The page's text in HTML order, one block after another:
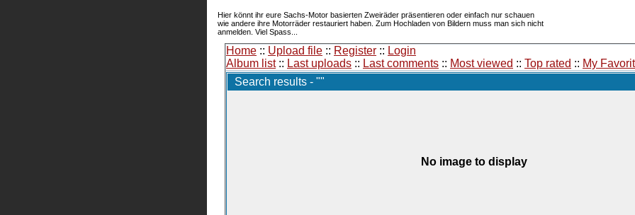
Hier könnt ihr eure Sachs-Motor basierten Zweiräder präsentieren oder einfach nur schauen
wie andere ihre Motorräder restauriert haben. Zum Hochladen von Bildern muss man sich nicht
anmelden. Viel Spass...
Home :: Upload file :: Register :: Login
Album list:: Last uploads :: Last comments :: Most viewed :: Top rated :: My
Search results - ""
No image to display